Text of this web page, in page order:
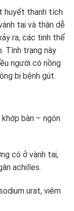
huyết thanh tích
tai và thận dễ
ra, các tinh thể
Tình trạng này
người có nồng
bị bệnh gút.
bàn – ngón
có ở vành tai,
achilles.
urat, viêm